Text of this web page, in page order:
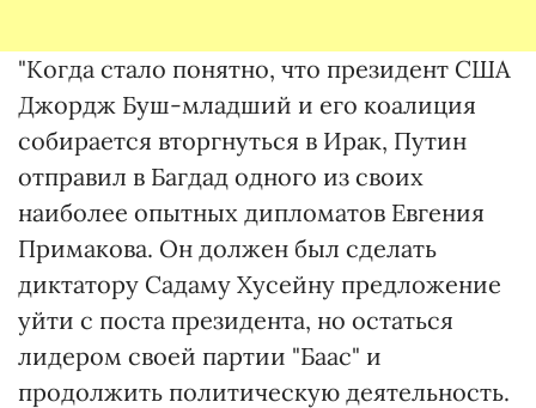
"Когда стало понятно, что президент США
Джордж Буш-младший и его коалиция
собирается вторгнуться в Ирак, Путин
отправил в Багдад одного из своих
наиболее опытных дипломатов Евгения
Примакова. Он должен был сделать
диктатору Садаму Хусейну предложение
уйти с поста президента, но остаться
лидером своей партии "Баас" и
продолжить политическую деятельность.